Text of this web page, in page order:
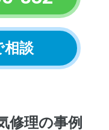
相談
修理の事例